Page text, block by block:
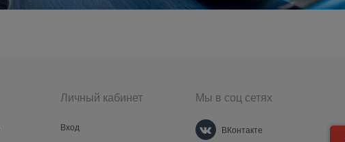
Личный кабинет
Вход
Мы в соц сетях
ВКонтакте